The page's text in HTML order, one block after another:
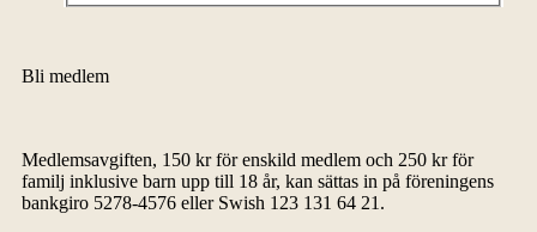
Bli medlem
Medlemsavgiften, 150 kr för enskild medlem och 250 kr för
familj inklusive barn upp till 18 år, kan sättas in på föreningens
bankgiro 5278-4576 eller Swish 123 131 64 21.